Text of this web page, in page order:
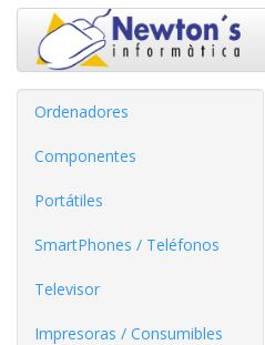
Ordenadores
Componentes
Portátiles
SmartPhones / Teléfonos
Televisor
Impresoras / Consumibles